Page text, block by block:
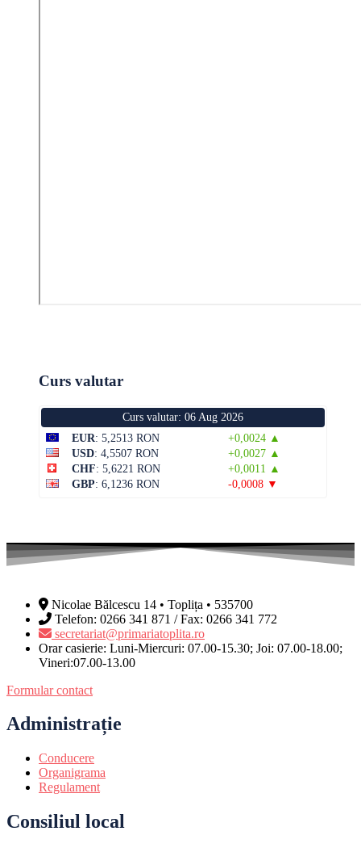
Curs valutar
Curs valutar: 06 Aug 2026
EUR: 5,2513 RON
+0,0024 ▲
USD: 4,5507 RON
+0,0027 ▲
CHF: 5,6221 RON
+0,0011 ▲
GBP: 6,1236 RON -0,0008 ▼
Nicolae Bălcescu 14 • Toplița • 535700
Telefon: 0266 341 871 / Fax: 0266 341 772
secretariat@primariatoplita.ro
Orar casierie: Luni-Miercuri: 07.00-15.30; Joi: 07.00-18.00;
Vineri:07.00-13.00
Formular contact
Administrație
Conducere
Organigrama
Regulament
Consiliul local